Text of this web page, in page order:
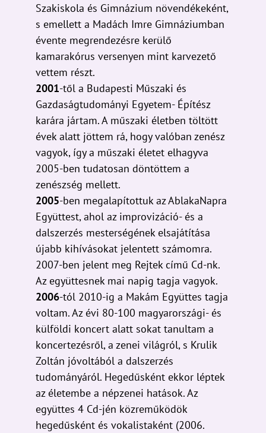
Szakiskola és Gimnázium növendékeként,
s emellett a Madách Imre Gimnáziumban
évente megrendezésre kerülő
kamarakórus versenyen mint karvezető
vettem részt.
2001-től a Budapesti Műszaki és
Gazdaságtudományi Egyetem- Építész
karára jártam. A műszaki életben töltött
évek alatt jöttem rá, hogy valóban zenész
vagyok, így a műszaki életet elhagyva
2005-ben tudatosan döntöttem a
zenészség mellett.
2005-ben megalapítottuk az AblakaNapra
Együttest, ahol az improvizáció- és a
dalszerzés mesterségének elsajátítása
újabb kihívásokat jelentett számomra.
2007-ben jelent meg Rejtek című Cd-nk.
Az együttesnek mai napig tagja vagyok.
2006-tól 2010-ig a Makám Együttes tagja
voltam. Az évi 80-100 magyarországi- és
külföldi koncert alatt sokat tanultam a
koncertezésről, a zenei világról, s Krulik
Zoltán jóvoltából a dalszerzés
tudományáról. Hegedűsként ekkor léptek
az életembe a népzenei hatások. Az
együttes 4 Cd-jén közreműködök
hegedűsként és vokalistaként (2006.